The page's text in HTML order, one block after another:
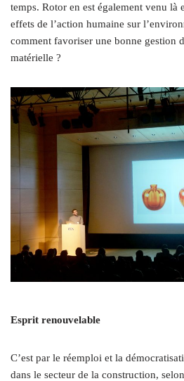
temps. Rotor en est également venu là
effets de l’action humaine sur
comment favoriser une bonne gestion
matérielle ?
Esprit renouvelable
C’est par le réemploi et la
dans le secteur de la construction,